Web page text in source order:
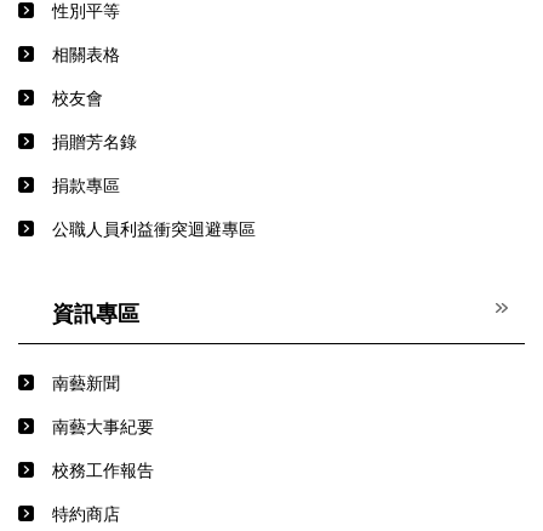
性別平等
相關表格
校友會
捐贈芳名錄
捐款專區
公職人員利益衝突迴避專區
資訊專區
南藝新聞
南藝大事紀要
校務工作報告
特約商店